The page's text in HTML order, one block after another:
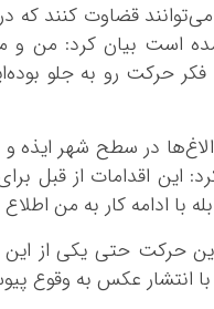
قضاوت کنند که
است بیان کرد: من و
فکر حرکت رو به جلو
الاغ‌ها در سطح شهر
این اقدامات از قبل
با ادامه کار به من
این حرکت حتی یکی از
با انتشار عکس به وقوع